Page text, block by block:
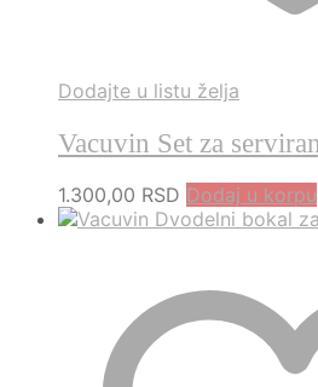
Dodajte u listu želja
Vacuvin Set za
1.300,00 RSD Dodaj u korpu